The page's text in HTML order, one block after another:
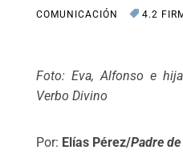
COMUNICACIÓN
4.2
Foto: Eva, Alfonso e
Verbo Divino
Por: Elías Pérez/Padre